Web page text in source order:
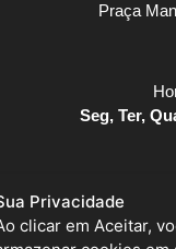
Praça
Seg, Ter,
Privacidade
clicar em Aceitar,